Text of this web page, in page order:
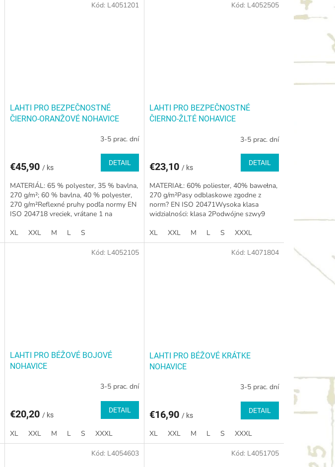
LAHTI PRO BEZPEČNOSTNÉ
ČIERNO-ORANŽOVÉ NOHAVICE
3-5 prac. dní
€45,90 / ks
DETAIL
MATERIÁL: 65 % polyester, 35 % bavlna,
270 g/m²; 60 % bavlna, 40 % polyester,
270 g/m²Reflexné pruhy podľa normy EN
ISO 204718 vreciek, vrátane 1 na
XL
XXL M L S
Kód: L4051201
LAHTI PRO BEZPEČNOSTNÉ
ČIERNO-ŽLTÉ NOHAVICE
3-5 prac. dní
€23,10 / ks
DETAIL
MATERIAŁ: 60% poliester, 40% bawełna,
270 g/m²Pasy odblaskowe zgodne z
norm? EN ISO 20471Wysoka klasa
widzialności: klasa 2Podwójne szwy9
XL
XXL M L S XXXL
Kód: L4052505
LAHTI PRO BÉŽOVÉ BOJOVÉ
NOHAVICE
3-5 prac. dní
€20,20 / ks
DETAIL
XL XXL M L S XXXL
Kód: L4052105
LAHTI PRO BÉŽOVÉ KRÁTKE
NOHAVICE
3-5 prac. dní
€16,90 / ks
DETAIL
XL XXL M L S XXXL
Kód: L4071804
Kód: L4054603 Kód: L4051705